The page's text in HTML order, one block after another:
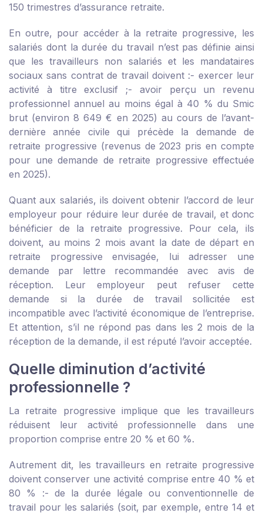
150 trimestres d’assurance retraite.
En outre, pour accéder à la retraite progressive, les
salariés dont la durée du travail n’est pas définie ainsi
que les travailleurs non salariés et les mandataires
sociaux sans contrat de travail doivent :- exercer leur
activité à titre exclusif ;- avoir perçu un revenu
professionnel annuel au moins égal à 40 % du Smic
brut (environ 8 649 € en 2025) au cours de l’avant-
dernière année civile qui précède la demande de
retraite progressive (revenus de 2023 pris en compte
pour une demande de retraite progressive effectuée
en 2025).
Quant aux salariés, ils doivent obtenir l’accord de leur
employeur pour réduire leur durée de travail, et donc
bénéficier de la retraite progressive. Pour cela, ils
doivent, au moins 2 mois avant la date de départ en
retraite progressive envisagée, lui adresser une
demande par lettre recommandée avec avis de
réception. Leur employeur peut refuser cette
demande si la durée de travail sollicitée est
incompatible avec l’activité économique de l’entreprise.
Et attention, s’il ne répond pas dans les 2 mois de la
réception de la demande, il est réputé l’avoir acceptée.
Quelle diminution d’activité
professionnelle ?
La retraite progressive implique que les travailleurs
réduisent leur activité professionnelle dans une
proportion comprise entre 20 % et 60 %.
Autrement dit, les travailleurs en retraite progressive
doivent conserver une activité comprise entre 40 % et
80 % :- de la durée légale ou conventionnelle de
travail pour les salariés (soit, par exemple, entre 14 et